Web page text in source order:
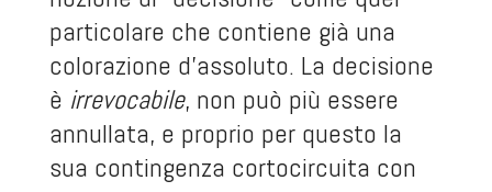
particolare che contiene già una
colorazione d’assoluto. La decisione
è irrevocabile, non può più essere
annullata, e proprio per questo la
sua contingenza cortocircuita con